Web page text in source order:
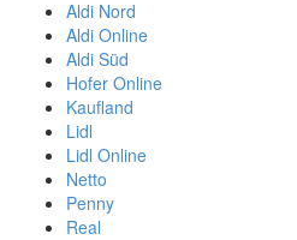
Aldi Nord
Aldi Online
Aldi Süd
Hofer Online
Kaufland
Lidl
Lidl Online
Netto
Penny
Real